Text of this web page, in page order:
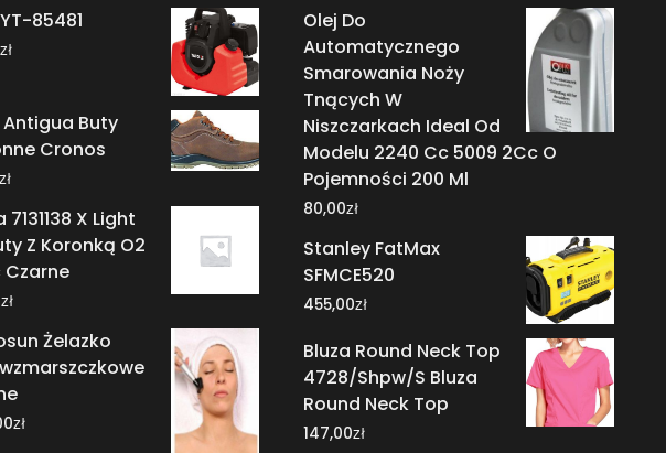
85481
zł
Antigua Buty
Cronos
zł
X Light
Z Koronką O2
Czarne
zł
Żelazko
zł
Olej Do
Automatycznego
Smarowania Noży
Tnących W
Niszczarkach Ideal Od
Modelu 2240 Cc 5009 2Cc O
Pojemności 200 Ml
80,00zł
Stanley FatMax
SFMCE520
455,00zł
Bluza Round Neck Top
4728/Shpw/S Bluza
Round Neck Top
147,00zł